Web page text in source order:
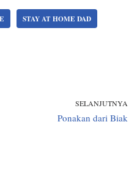
STAY AT HOME DAD
SELANJUTNYA
Ponakan dari Biak